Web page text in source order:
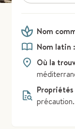
Nom
Nom latin :
Où la
Propriétés
précaution.